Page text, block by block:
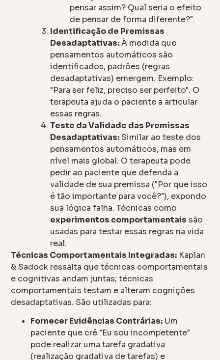
pensar assim? Qual seria o efeito
de pensar de forma diferente?".
Identificação de Premissas
Desadaptativas:À medida que
pensamentos automáticos são
identificados, padrões (regras
desadaptativas) emergem. Exemplo:
"Para ser feliz, preciso ser perfeito". O
terapeuta ajuda o paciente a articular
essas regras.
Teste da Validade das Premissas
Desadaptativas: Similar ao teste dos
pensamentos automáticos, mas em
nível mais global. O terapeuta pode
pedir ao paciente que defenda a
validade de sua premissa ("Por que isso
é tão importante para você?"), expondo
sua lógica falha. Técnicas como
experimentos comportamentais são
usadas para testar essas regras na vida
real.
Técnicas Comportamentais Integradas: Kaplan
& Sadock ressalta que técnicas comportamentais
e cognitivas andam juntas; técnicas
comportamentais testam e alteram cognições
desadaptativas. São utilizadas para:
Fornecer Evidências Contrárias: Um
paciente que crê "Eu sou incompetente"
pode realizar uma tarefa gradativa
(realização gradativa de tarefas) e